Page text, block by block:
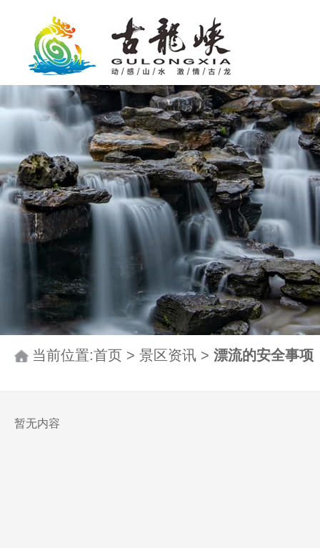
当前位置:首页 > 景区资讯 > 漂流的安全事项
暂无内容